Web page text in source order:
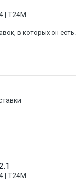
| T24M
в которых он есть.
| T24M